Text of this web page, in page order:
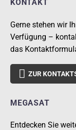
KONTAKT
Gerne stehen wir
Verfügung –
das
 ZUR
MEGASAT
Entdecken Sie